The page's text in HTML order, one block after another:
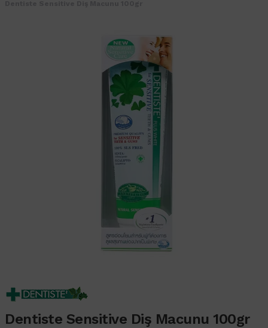
Dentiste Sensitive Diş Macunu 100gr